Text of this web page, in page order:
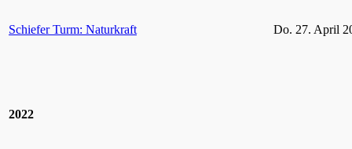
Schiefer Turm: Naturkraft Do. 27. April
2022